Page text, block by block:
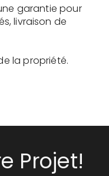
garantie pour
livraison de
la propriété.
Projet!